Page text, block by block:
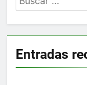
Entradas